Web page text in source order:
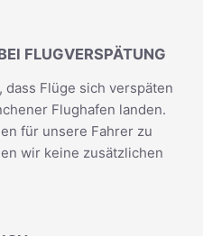
FLUGVERSPÄTUNG
Flüge sich verspäten
Flughafen landen.
für unsere Fahrer zu
wir keine zusätzlichen